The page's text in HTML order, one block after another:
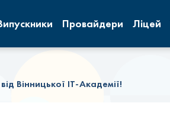
Провайдери Ліцей
Вінницької ІТ-Академії!